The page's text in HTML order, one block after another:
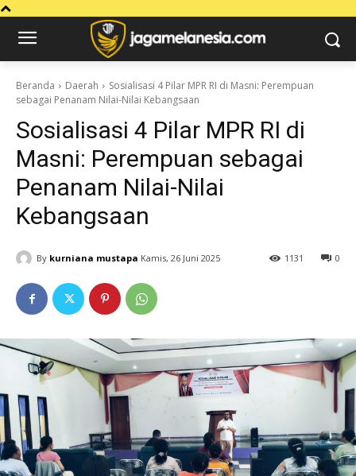
Beranda Daerah
Sosialisasi 4 Pilar MPR RI di Masni: Perempuan
sebagai Penanam Nilai-Nilai Kebangsaan
Sosialisasi 4 Pilar MPR RI di
Masni: Perempuan sebagai
Penanam Nilai-Nilai
Kebangsaan
By kurniana mustapa Kamis, 26 Juni 2025 0
1131